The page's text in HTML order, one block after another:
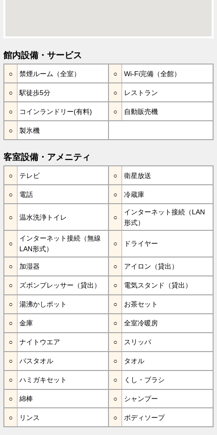
館内設備・サービス
禁煙ルーム（全室） Wi-Fi完備（全館）
駅徒歩5分 レストラン
コインランドリー(有料) 自動販売機
製氷機
客室設備・アメニティ
テレビ 衛星放送
電話 冷蔵庫
温水洗浄トイレ
インターネット接続（LAN
形式）
インターネット接続（無線
LAN形式）
ドライヤー
加湿器 アイロン（貸出）
ズボンプレッサー（貸出） 電気スタンド（貸出）
湯沸かしポット お茶セット
金庫 全室冷暖房
ナイトウエア スリッパ
バスタオル タオル
ハミガキセット くし・ブラシ
綿棒 シャンプー
リンス ボディソープ